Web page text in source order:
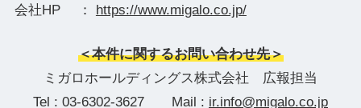
会社HP ： https://www.migalo.co.jp/
＜本件に関するお問い合わせ先＞
ミガロホールディングス株式会社 広報担当
Tel : 03-6302-3627 Mail : ir.info@migalo.co.jp